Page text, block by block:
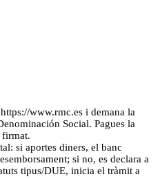
www.rmc.es i demana la
Social. Pagues la
firmat.
si aportes diners, el banc
si no, es declara a
tipus/DUE, inicia el tràmit a